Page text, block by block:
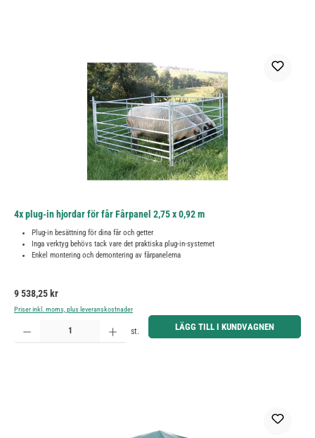
4x plug-in hjordar för får Fårpanel 2,75 x 0,92 m
Plug-in besättning för dina får och getter
Inga verktyg behövs tack vare det praktiska plug-in-systemet
Enkel montering och demontering av fårpanelerna
Ordinarie pris:
9 538,25 kr
Priser inkl. moms, plus leveranskostnader
Produktkvantitet: Ange önskat belopp eller använd knapparna för att öka eller minska kvantiteten.
st. LÄGG TILL I KUNDVAGNEN